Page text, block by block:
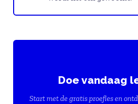
Doe vandaag
Start met de gratis proefles en